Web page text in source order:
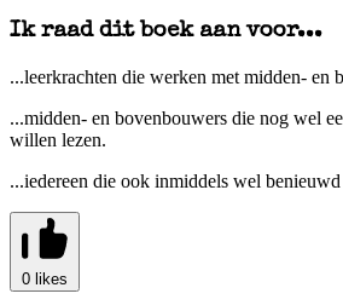
Ik raad dit boek aan voor...
...leerkrachten die werken met midden- en
...midden- en bovenbouwers die nog wel
willen lezen.
...iedereen die ook inmiddels wel
0 likes